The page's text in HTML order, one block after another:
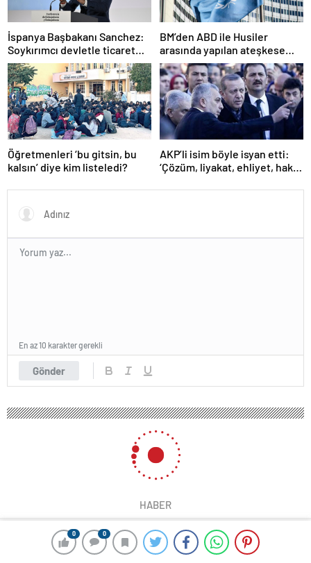
0 0
İspanya Başbakanı Sanchez:
Soykırımcı devletle ticaret
yapmayız
BM’den ABD ile Husiler
arasında yapılan ateşkese
ilişkin değerlendirme
Öğretmenleri ‘bu gitsin, bu
kalsın’ diye kim listeledi?
AKP’li isim böyle isyan etti:
‘Çözüm, liyakat, ehliyet, hak,
Gönder
En az 10 karakter gerekli
HABER